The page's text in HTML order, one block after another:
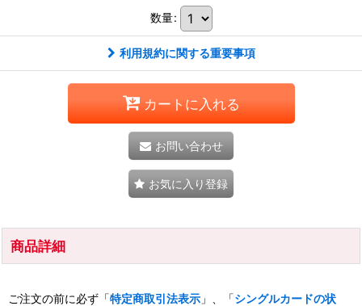
数量:
利用規約に関する重要事項
カートに入れる
お問い合わせ
お気に入り登録
商品詳細
ご注文の前に必ず「特定商取引法表示 」、「シングルカードの状